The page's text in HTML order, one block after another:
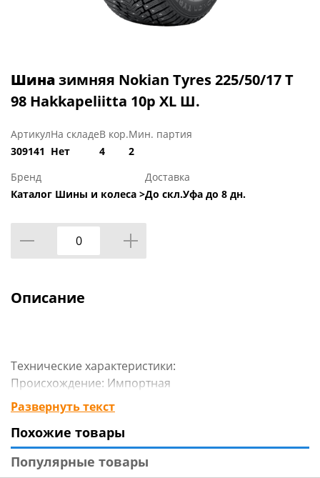
Шиназимняя Nokian Tyres 225/50/17 T
98 Hakkapeliitta 10p XL Ш.
Артикул
309141
На складе
Нет
В кор.
4
Мин. партия
2
Бренд
Каталог Шины и колеса >
Доставка
До скл.Уфа до 8 дн.
Описание
Технические характеристики:
Происхождение: Импортная
Сезон резины: Зимняя
Марка: Nokian Tyres
Модель: Hakkapeliitta 10p
Диаметр: 17
Ширина: 225
Развернуть текст
Похожие товары
Популярные товары